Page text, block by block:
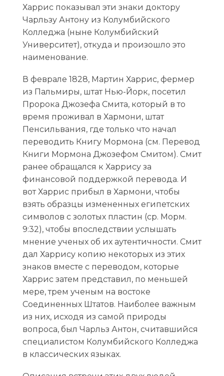
Харрис показывал эти знаки доктору
Чарльзу Антону из Колумбийского
Колледжа (ныне Колумбийский
Университет), откуда и произошло это
наименование.
В феврале 1828, Мартин Харрис, фермер
из Пальмиры, штат Нью-Йорк, посетил
Пророка Джозефа Смита, который в то
время проживал в Хармони, штат
Пенсильвания, где только что начал
переводить Книгу Мормона (см. Перевод
Книги Мормона Джозефом Смитом). Смит
ранее обращался к Харрису за
финансовой поддержкой перевода. И
вот Харрис прибыл в Хармони, чтобы
взять образцы измененных египетских
символов с золотых пластин (ср. Морм.
9:32), чтобы впоследствии услышать
мнение ученых об их аутентичности. Смит
дал Харрису копию некоторых из этих
знаков вместе с переводом, которые
Харрис затем представил, по меньшей
мере, трем ученым на востоке
Соединенных Штатов. Наиболее важным
из них, исходя из самой природы
вопроса, был Чарльз Антон, считавшийся
специалистом Колумбийского Колледжа
в классических языках.